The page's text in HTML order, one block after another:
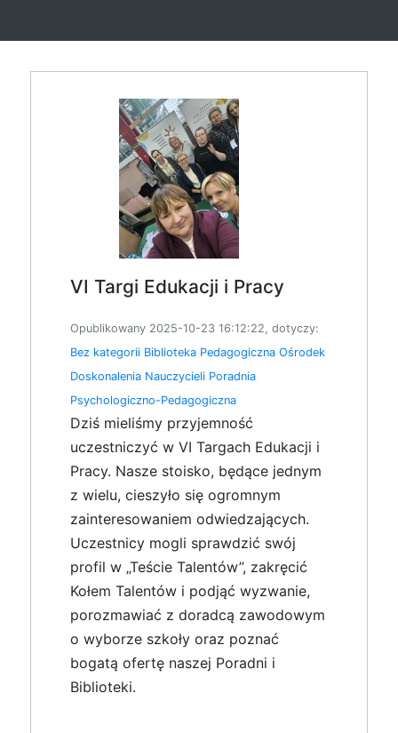
VI Targi Edukacji i Pracy
Opublikowany 2025-10-23 16:12:22, dotyczy:
Bez kategorii Biblioteka Pedagogiczna Ośrodek
Doskonalenia Nauczycieli Poradnia
Psychologiczno-Pedagogiczna
Dziś mieliśmy przyjemność
uczestniczyć w VI Targach Edukacji i
Pracy. Nasze stoisko, będące jednym
z wielu, cieszyło się ogromnym
zainteresowaniem odwiedzających.
Uczestnicy mogli sprawdzić swój
profil w „Teście Talentów”, zakręcić
Kołem Talentów i podjąć wyzwanie,
porozmawiać z doradcą zawodowym
o wyborze szkoły oraz poznać
bogatą ofertę naszej Poradni i
Biblioteki.